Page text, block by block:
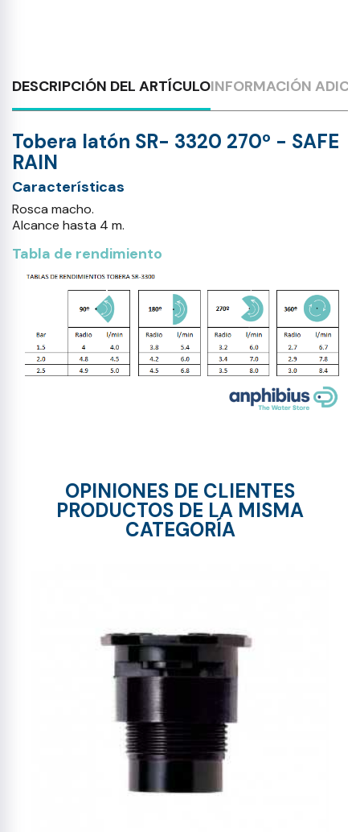
DESCRIPCIÓN DEL ARTÍCULOINFORMACIÓN
Tobera latón SR- 3320 270º - SAFE
RAIN
Características
Rosca macho.
Alcance hasta 4 m.
Tabla de rendimiento
OPINIONES DE CLIENTES
PRODUCTOS DE LA MISMA
CATEGORÍA